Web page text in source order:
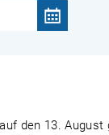
den 13.